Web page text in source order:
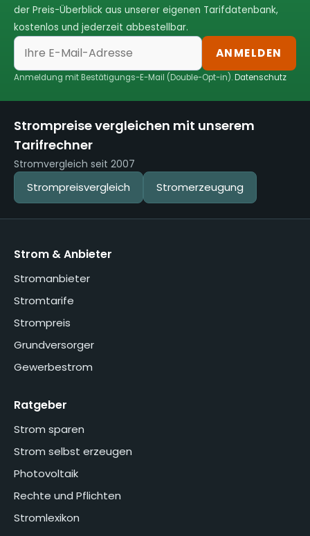
der Preis-Überblick aus unserer eigenen Tarifdatenbank,
kostenlos und jederzeit abbestellbar.
ANMELDEN
Anmeldung mit Bestätigungs-E-Mail (Double-Opt-in).Datenschutz
Strompreise vergleichen mit unserem
Tarifrechner
Stromvergleich seit 2007
Strompreisvergleich Stromerzeugung
Strom & Anbieter
Stromanbieter
Stromtarife
Strompreis
Grundversorger
Gewerbestrom
Ratgeber
Strom sparen
Strom selbst erzeugen
Photovoltaik
Rechte und Pflichten
Stromlexikon